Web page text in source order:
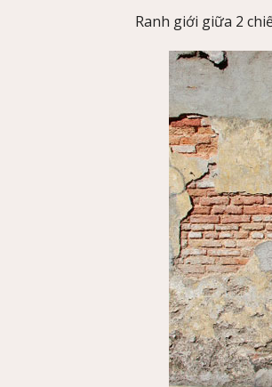
Ranh giới giữa 2